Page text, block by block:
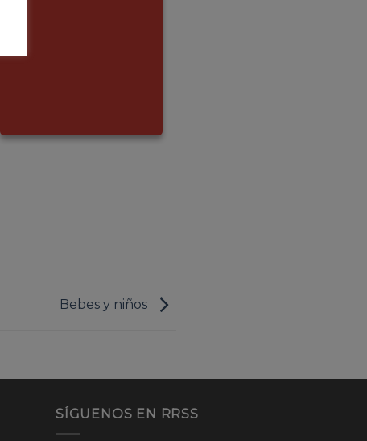
Bebes y niños
SÍGUENOS EN RRSS